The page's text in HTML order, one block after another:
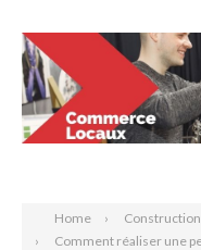
Home
Construction
Comment réaliser une